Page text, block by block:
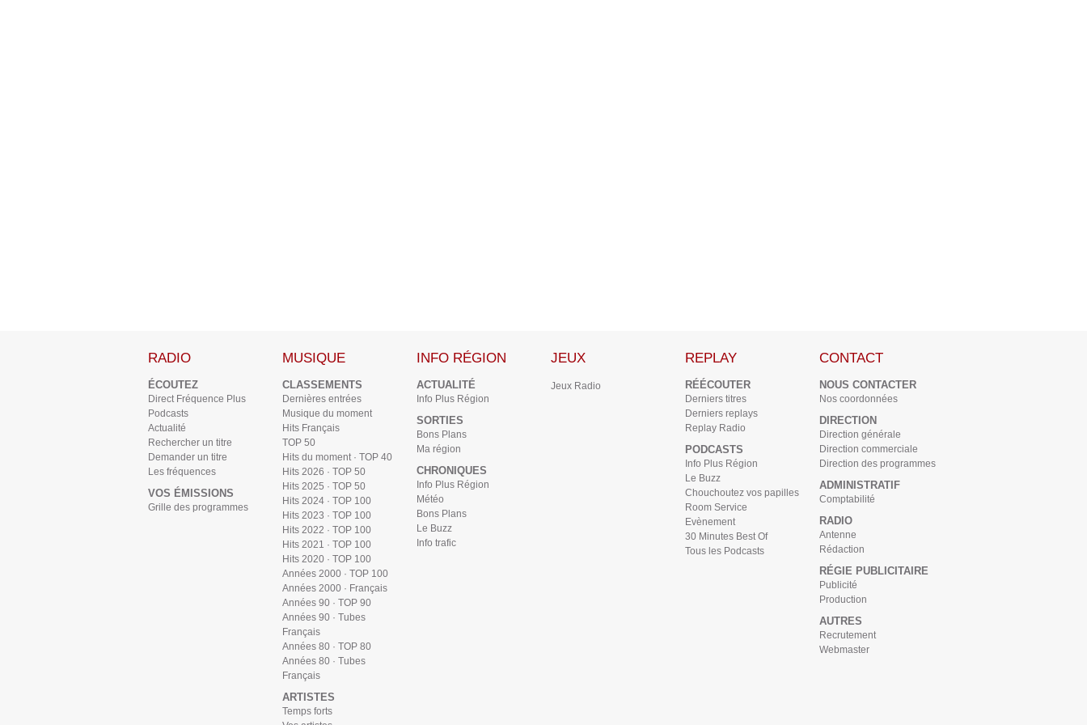
RADIO
ÉCOUTEZ
Direct Fréquence Plus
Podcasts
Actualité
Rechercher un titre
Demander un titre
Les fréquences
VOS ÉMISSIONS
Grille des programmes
MUSIQUE
CLASSEMENTS
Dernières entrées
Musique du moment
Hits Français
TOP 50
Hits du moment · TOP 40
Hits 2026 · TOP 50
Hits 2025 · TOP 50
Hits 2024 · TOP 100
Hits 2023 · TOP 100
Hits 2022 · TOP 100
Hits 2021 · TOP 100
Hits 2020 · TOP 100
Années 2000 · TOP 100
Années 2000 · Français
Années 90 · TOP 90
Années 90 · Tubes
Français
Années 80 · TOP 80
Années 80 · Tubes
Français
ARTISTES
Temps forts
INFO RÉGION
ACTUALITÉ
Info Plus Région
SORTIES
Bons Plans
Ma région
CHRONIQUES
Info Plus Région
Météo
Bons Plans
Le Buzz
Info trafic
JEUX
Jeux Radio
REPLAY
RÉÉCOUTER
Derniers titres
Derniers replays
Replay Radio
PODCASTS
Info Plus Région
Le Buzz
Chouchoutez vos papilles
Room Service
Evènement
30 Minutes Best Of
Tous les Podcasts
CONTACT
NOUS CONTACTER
Nos coordonnées
DIRECTION
Direction générale
Direction commerciale
Direction des programmes
ADMINISTRATIF
Comptabilité
RADIO
Antenne
Rédaction
RÉGIE PUBLICITAIRE
Publicité
Production
AUTRES
Recrutement
Webmaster